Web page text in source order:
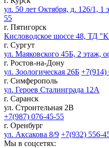
ул. 50 лет Октября, д. 126/1,
55
г. Пятигорск
Кисловодское шоссе 48, ТД
г. Сургут
ул. Маяковского 45Б, 2 этаж,
г. Ростов-на-Дону
ул. Зоологическая 26Б +7(914)
г. Симферополь
ул. Героев Сталинграда 12А
г. Саранск
ул. Строительная 2В
+7(987) 076-45-55
г. Оренбург
ул. Аксакова 8/9 +7(932) 556-
Мы в соцсетях: